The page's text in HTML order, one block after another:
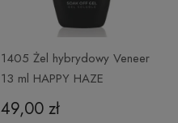
1405 Żel hybrydowy Veneer
13 ml HAPPY HAZE
49,00 zł